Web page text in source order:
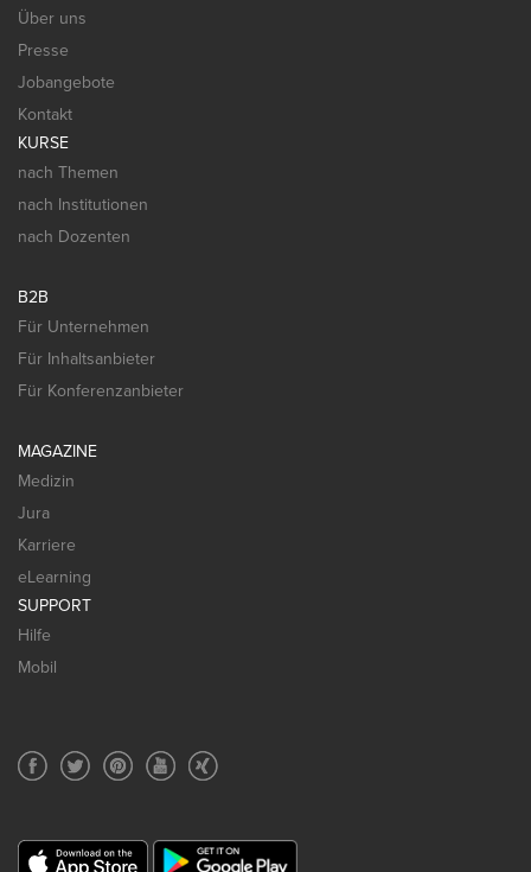
Über uns
Presse
Jobangebote
Kontakt
KURSE
nach Themen
nach Institutionen
nach Dozenten
B2B
Für Unternehmen
Für Inhaltsanbieter
Für Konferenzanbieter
MAGAZINE
Medizin
Jura
Karriere
eLearning
SUPPORT
Hilfe
Mobil